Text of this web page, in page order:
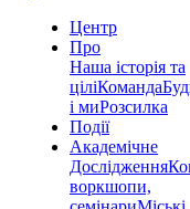
Центр
Про
Наша історія та
ціліКоманда
і миРозсилка
Події
Академічне
Дослідження
воркшопи,